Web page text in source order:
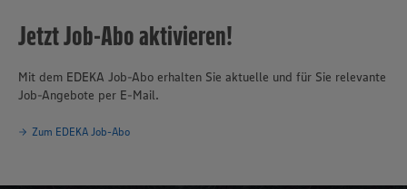
Jetzt Job-Abo aktivieren!
Mit dem EDEKA Job-Abo erhalten Sie aktuelle und für Sie relevante
Job-Angebote per E-Mail.
Zum EDEKA Job-Abo